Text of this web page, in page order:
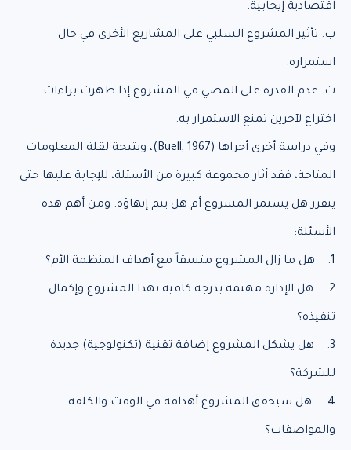
اقتصادية إيجابية.
ب. تأثير المشروع السلبي على المشاريع الأخرى في حال
استمراره.
ت. عدم القدرة على المضي في المشروع إذا ظهرت براءات
اختراع لآخرين تمنع الاستمرار به.
وفي دراسة أخرى أجراها (Buell, 1967)، ونتيجة لقلة المعلومات
المتاحة، فقد أثار مجموعة كبيرة من الأسئلة، للإجابة عليها حتى
يتقرر هل يستمر المشروع أم هل يتم إنهاؤه. ومن أهم هذه
الأسئلة:
1. هل ما زال المشروع متسقاً مع أهداف المنظمة الأم؟
2. هل الإدارة مهتمة بدرجة كافية بهذا المشروع وإكمال
تنفيذه؟
3. هل يشكل المشروع إضافة تقنية (تكنولوجية) جديدة
للشركة؟
4. هل سيحقق المشروع أهدافه في الوقت والكلفة
والمواصفات؟